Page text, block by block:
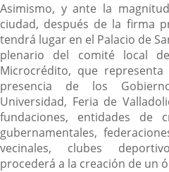
Asimismo, y ante la
ciudad, después de la firma
tendrá lugar en el Palacio de
plenario del comité local
Microcrédito, que
presencia de los
Universidad, Feria de
fundaciones, entidades de
gubernamentales,
vecinales, clubes
procederá a la creación de un